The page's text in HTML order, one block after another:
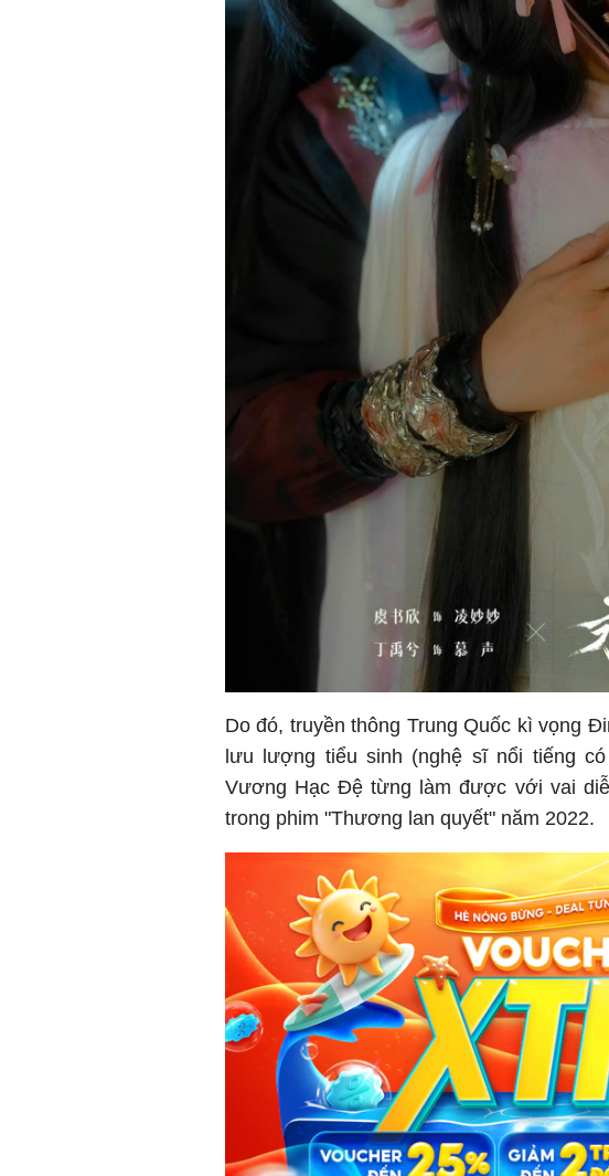
Do đó, truyền thông Trung Quốc kì vọng
lưu lượng tiểu sinh (nghệ sĩ nổi tiếng
Vương Hạc Đệ từng làm được với vai
trong phim "Thương lan quyết" năm 2022.